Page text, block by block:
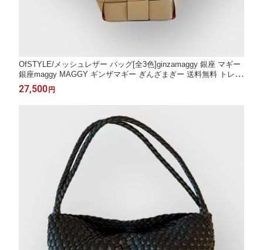
OfSTYLE/メッシュレザー バッグ[全3色]ginzamaggy 銀座 マギー
銀座maggy MAGGY ギンザマギー ぎんざまぎー 送料無料 トレン
ド レディース ファッション 20代 30代 40代 プレゼント ギフト
ラッピング無料
27,500 円